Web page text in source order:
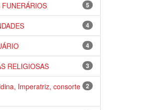
5
FUNERÁRIOS
4
4
3
RELIGIOSAS
2
Imperatriz, consorte